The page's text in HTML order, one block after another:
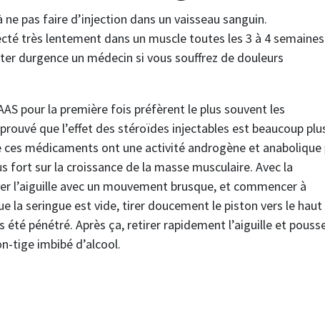
pas faire d’injection dans un vaisseau sanguin.
très lentement dans un muscle toutes les 3 à 4 semaines
durgence un médecin si vous souffrez de douleurs
pour la première fois préfèrent le plus souvent les
que l’effet des stéroïdes injectables est beaucoup
ces médicaments ont une activité androgène et anabolique
fort sur la croissance de la masse musculaire. Avec la
l’aiguille avec un mouvement brusque, et commencer à
la seringue est vide, tirer doucement le piston vers le haut
été pénétré. Après ça, retirer rapidement l’aiguille et
tige imbibé d’alcool.